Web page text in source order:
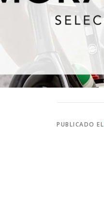
PUBLICADO EL